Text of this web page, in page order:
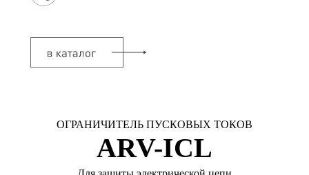
ОГРАНИЧИТЕЛЬ ПУСКОВЫХ ТОКОВ
ARV-ICL